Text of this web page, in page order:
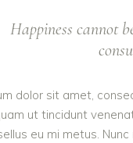
Happiness cannot
dolor sit amet,
ut tincidunt
eu mi metus.